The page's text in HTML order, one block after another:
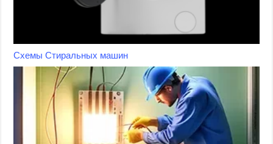
Схемы Стиральных машин